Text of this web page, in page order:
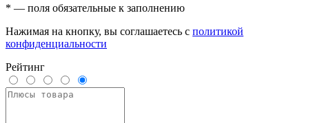
* — поля обязательные к заполнению
Нажимая на кнопку, вы соглашаетесь с политикой
конфиденциальности
Рейтинг